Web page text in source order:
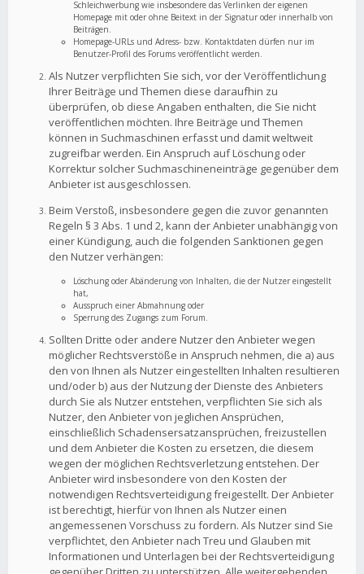
Schleichwerbung wie insbesondere das Verlinken der eigenen
Homepage mit oder ohne Beitext in der Signatur oder innerhalb von
Beiträgen.
Homepage-URLs und Adress- bzw. Kontaktdaten dürfen nur im
Benutzer-Profil des Forums veröffentlicht werden.
Als Nutzer verpflichten Sie sich, vor der Veröffentlichung
Ihrer Beiträge und Themen diese daraufhin zu
überprüfen, ob diese Angaben enthalten, die Sie nicht
veröffentlichen möchten. Ihre Beiträge und Themen
können in Suchmaschinen erfasst und damit weltweit
zugreifbar werden. Ein Anspruch auf Löschung oder
Korrektur solcher Suchmaschineneinträge gegenüber dem
Anbieter ist ausgeschlossen.
Beim Verstoß, insbesondere gegen die zuvor genannten
Regeln § 3 Abs. 1 und 2, kann der Anbieter unabhängig von
einer Kündigung, auch die folgenden Sanktionen gegen
den Nutzer verhängen:
Löschung oder Abänderung von Inhalten, die der Nutzer eingestellt
hat,
Ausspruch einer Abmahnung oder
Sperrung des Zugangs zum Forum.
Sollten Dritte oder andere Nutzer den Anbieter wegen
möglicher Rechtsverstöße in Anspruch nehmen, die a) aus
den von Ihnen als Nutzer eingestellten Inhalten resultieren
und/oder b) aus der Nutzung der Dienste des Anbieters
durch Sie als Nutzer entstehen, verpflichten Sie sich als
Nutzer, den Anbieter von jeglichen Ansprüchen,
einschließlich Schadensersatzansprüchen, freizustellen
und dem Anbieter die Kosten zu ersetzen, die diesem
wegen der möglichen Rechtsverletzung entstehen. Der
Anbieter wird insbesondere von den Kosten der
notwendigen Rechtsverteidigung freigestellt. Der Anbieter
ist berechtigt, hierfür von Ihnen als Nutzer einen
angemessenen Vorschuss zu fordern. Als Nutzer sind Sie
verpflichtet, den Anbieter nach Treu und Glauben mit
Informationen und Unterlagen bei der Rechtsverteidigung